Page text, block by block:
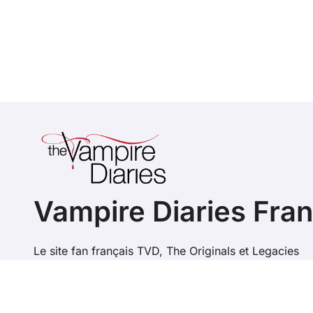
Vampire Diaries
Le site fan français TVD, The Originals et Legacies